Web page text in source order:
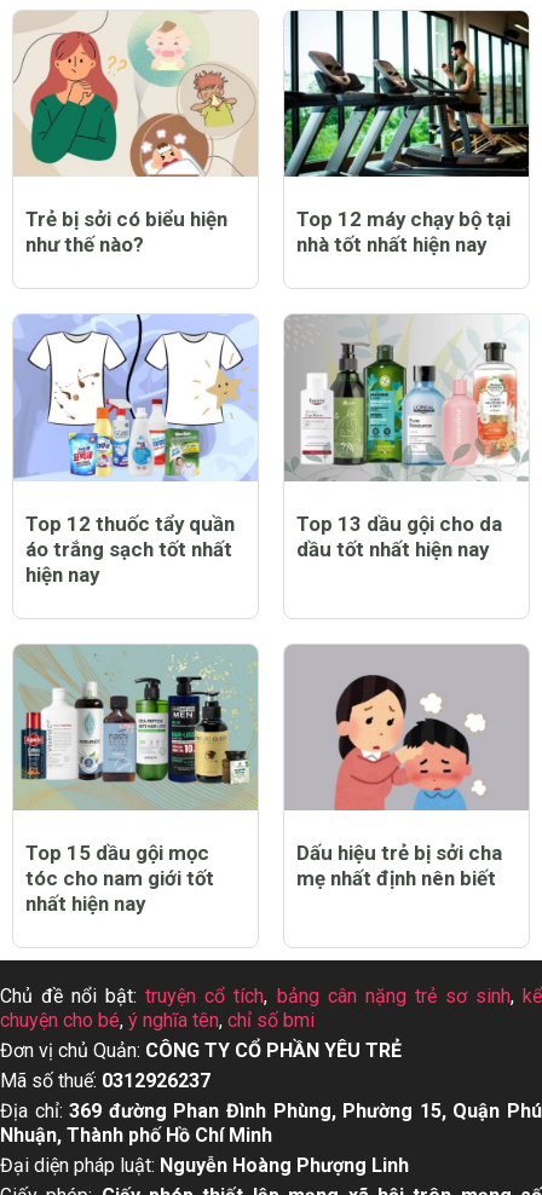
Trẻ bị sởi có biểu hiện
như thế nào?
Top 12 máy chạy bộ tại
nhà tốt nhất hiện nay
Top 12 thuốc tẩy quần
áo trắng sạch tốt nhất
hiện nay
Top 13 dầu gội cho da
dầu tốt nhất hiện nay
Top 15 dầu gội mọc
tóc cho nam giới tốt
nhất hiện nay
Dấu hiệu trẻ bị sởi cha
mẹ nhất định nên biết
Chủ đề nổi bật:truyện cổ tích, bảng cân nặng trẻ sơ sinh,kể
chuyện cho bé, ý nghĩa tên, chỉ số bmi
Đơn vị chủ Quản: CÔNG TY CỔ PHẦN YÊU TRẺ
Mã số thuế: 0312926237
Địa chỉ:369 đường Phan Đình Phùng, Phường 15, Quận Phú
Nhuận, Thành phố Hồ Chí Minh
Đại diện pháp luật: Nguyễn Hoàng Phượng Linh